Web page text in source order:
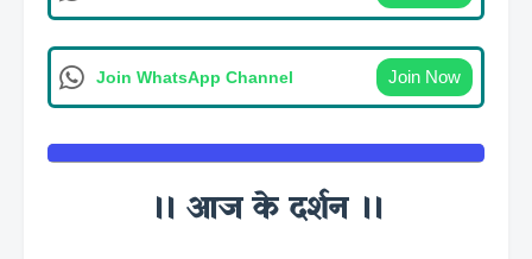
Join WhatsApp Channel Join Now
।। आज के दर्शन ।।